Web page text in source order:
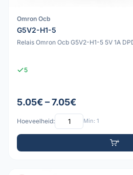
Omron Ocb
G5V2-H1-5
Relais Omron Ocb G5V2-H1-5 5V 1A
5
5.05€ – 7.05€
Hoeveelheid: Min: 1